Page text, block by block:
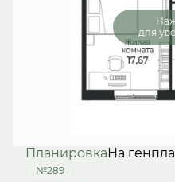
для
ПланировкаНа
№289